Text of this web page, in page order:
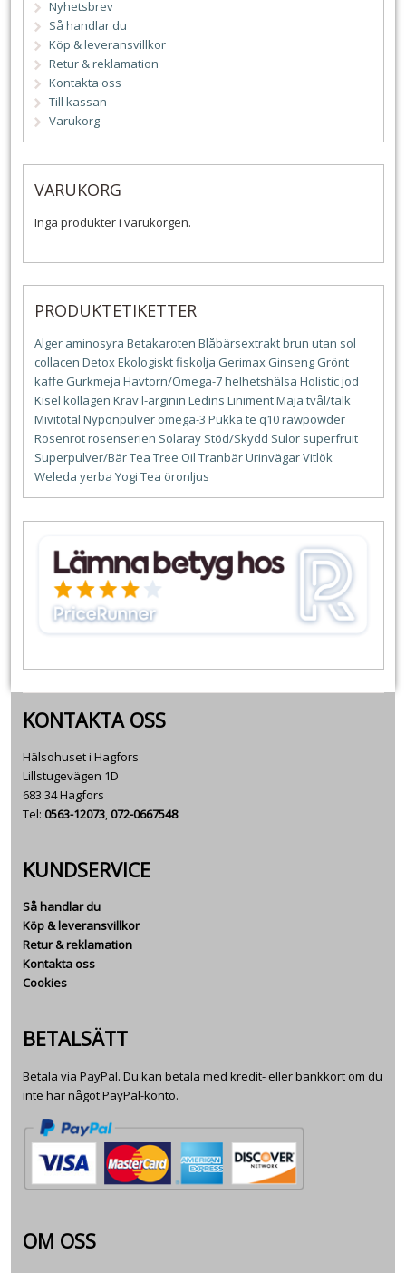
Nyhetsbrev
Så handlar du
Köp & leveransvillkor
Retur & reklamation
Kontakta oss
Till kassan
Varukorg
VARUKORG
Inga produkter i varukorgen.
PRODUKTETIKETTER
Alger aminosyra Betakaroten Blåbärsextraktbrun utan sol
collacen DetoxEkologisktfiskolja Gerimax Ginseng Grönt
kaffe Gurkmeja Havtorn/Omega-7helhetshälsa Holisticjod
Kisel kollagen Kravl-arginin Ledins LinimentMaja tvål/talk
Mivitotal Nyponpulver omega-3 Pukka te q10rawpowder
Rosenrotrosenserien Solaray Stöd/Skydd Sulor superfruit
Superpulver/BärTea Tree Oil TranbärUrinvägarVitlök
Weleda yerba Yogi Tea öronljus
KONTAKTA OSS
Hälsohuset i Hagfors
Lillstugevägen 1D
683 34 Hagfors
Tel: 0563-12073,072-0667548
KUNDSERVICE
Så handlar du
Köp & leveransvillkor
Retur & reklamation
Kontakta oss
Cookies
BETALSÄTT
Betala via PayPal. Du kan betala med kredit- eller bankkort om du
inte har något PayPal-konto.
OM OSS